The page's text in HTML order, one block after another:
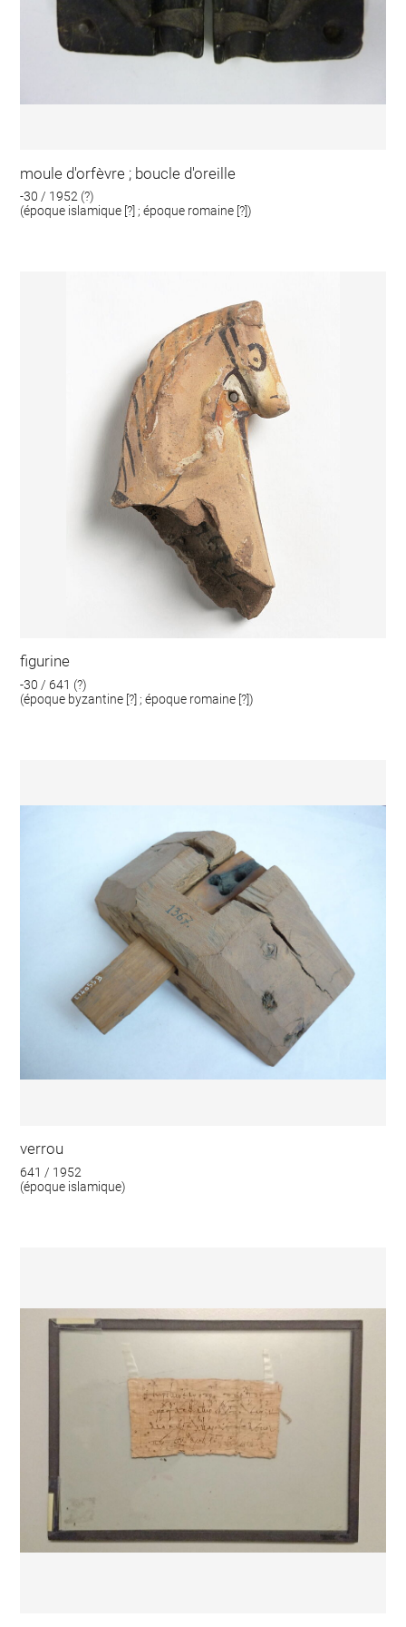
moule d'orfèvre ; boucle d'oreille
-30 / 1952 (?)
(époque islamique [?] ; époque romaine [?])
figurine
-30 / 641 (?)
(époque byzantine [?] ; époque romaine [?])
verrou
641 / 1952
(époque islamique)